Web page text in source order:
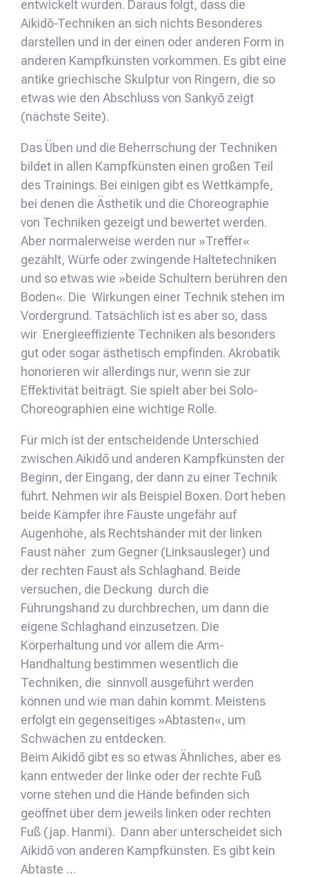
entwickelt wurden. Daraus folgt, dass die
Aikidō-Techniken an sich nichts Besonderes
darstellen und in der einen oder anderen Form in
anderen Kampfkünsten vorkommen. Es gibt eine
antike griechische Skulptur von Ringern, die so
etwas wie den Abschluss von Sankyō zeigt
(nächste Seite).
Das Üben und die Beherrschung der Techniken
bildet in allen Kampfkünsten einen großen Teil
des Trainings. Bei einigen gibt es Wettkämpfe,
bei denen die Ästhetik und die Choreographie
von Techniken gezeigt und bewertet werden.
Aber normalerweise werden nur »Treffer«
gezählt, Würfe oder zwingende Haltetechniken
und so etwas wie »beide Schultern berühren den
Boden«. Die Wirkungen einer Technik stehen im
Vordergrund. Tatsächlich ist es aber so, dass
wir Energieeffiziente Techniken als besonders
gut oder sogar ästhetisch empfinden. Akrobatik
honorieren wir allerdings nur, wenn sie zur
Effektivität beiträgt. Sie spielt aber bei Solo-
Choreographien eine wichtige Rolle.
Für mich ist der entscheidende Unterschied
zwischen Aikidō und anderen Kampfkünsten der
Beginn, der Eingang, der dann zu einer Technik
führt. Nehmen wir als Beispiel Boxen. Dort heben
beide Kämpfer ihre Fäuste ungefähr auf
Augenhöhe, als Rechtshänder mit der linken
Faust näher zum Gegner (Linksausleger) und
der rechten Faust als Schlaghand. Beide
versuchen, die Deckung durch die
Führungshand zu durchbrechen, um dann die
eigene Schlaghand einzusetzen. Die
Körperhaltung und vor allem die Arm-
Handhaltung bestimmen wesentlich die
Techniken, die sinnvoll ausgeführt werden
können und wie man dahin kommt. Meistens
erfolgt ein gegenseitiges »Abtasten«, um
Schwächen zu entdecken.
Beim Aikidō gibt es so etwas Ähnliches, aber es
kann entweder der linke oder der rechte Fuß
vorne stehen und die Hände befinden sich
geöffnet über dem jeweils linken oder rechten
Fuß (jap. Hanmi). Dann aber unterscheidet sich
Aikidō von anderen Kampfkünsten. Es gibt kein
Abtaste …